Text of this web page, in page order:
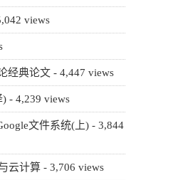
views
经典论文 - 4,447 views
) - 4,239 views
文件系统(上) - 3,844
云计算 - 3,706 views